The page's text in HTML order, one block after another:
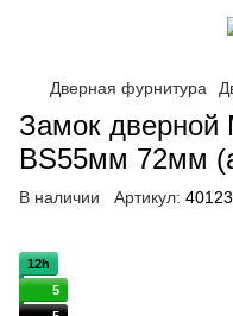
Дверная фурнитура
Замок дверной
BS55мм 72мм
В наличии Артикул:
12h
5